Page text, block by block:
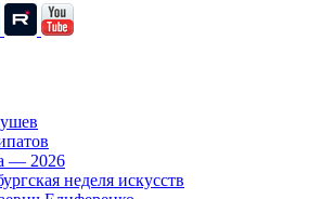
— 2026
неделя искусств